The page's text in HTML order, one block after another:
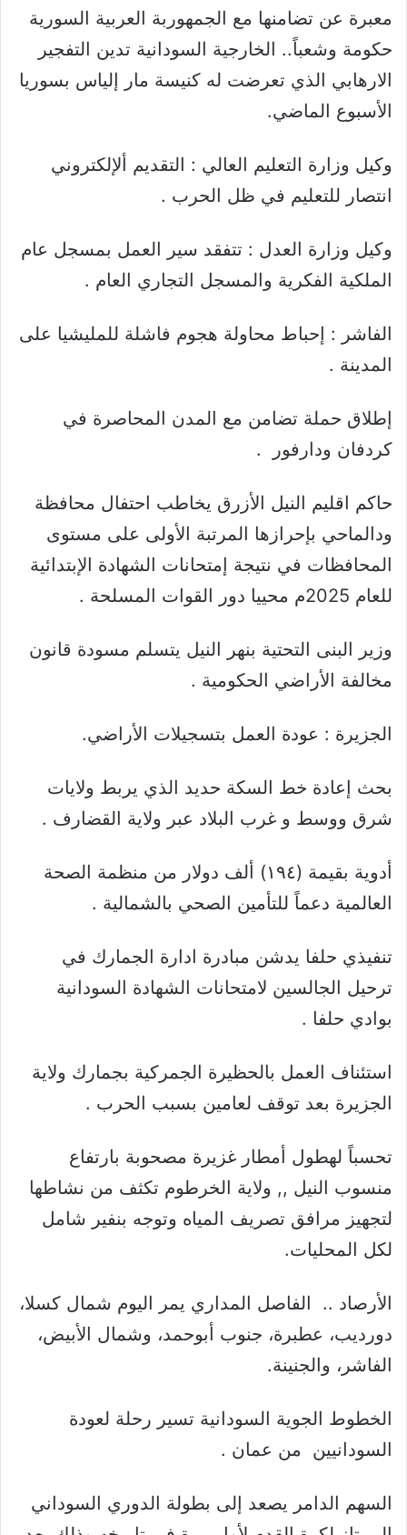
معبرة عن تضامنها مع الجمهوربة العربية السورية
حكومة وشعباً.. الخارجية السودانية تدين التفجير
الارهابي الذي تعرضت له كنيسة مار إلياس بسوريا
الأسبوع الماضي.
وكيل وزارة التعليم العالي : التقديم ألإلكتروني
انتصار للتعليم في ظل الحرب .
وكيل وزارة العدل : تتفقد سير العمل بمسجل عام
الملكية الفكرية والمسجل التجاري العام .
الفاشر : إحباط محاولة هجوم فاشلة للمليشيا على
المدينة .
إطلاق حملة تضامن مع المدن المحاصرة في
كردفان ودارفور .
حاكم اقليم النيل الأزرق يخاطب احتفال محافظة
ودالماحي بإحرازها المرتبة الأولى على مستوى
المحافظات في نتيجة إمتحانات الشهادة الإبتدائية
للعام 2025م محييا دور القوات المسلحة .
وزير البنى التحتية بنهر النيل يتسلم مسودة قانون
مخالفة الأراضي الحكومية .
الجزيرة : عودة العمل بتسجيلات الأراضي.
بحث إعادة خط السكة حديد الذي يربط ولايات
شرق ووسط و غرب البلاد عبر ولاية القضارف .
أدوية بقيمة (١٩٤) ألف دولار من منظمة الصحة
العالمية دعماً للتأمين الصحي بالشمالية .
تنفيذي حلفا يدشن مبادرة ادارة الجمارك في
ترحيل الجالسين لامتحانات الشهادة السودانية
بوادي حلفا .
استئناف العمل بالحظيرة الجمركية بجمارك ولاية
الجزيرة بعد توقف لعامين بسبب الحرب .
تحسباً لهطول أمطار غزيرة مصحوبة بارتفاع
منسوب النيل ,, ولاية الخرطوم تكثف من نشاطها
لتجهيز مرافق تصريف المياه وتوجه بنفير شامل
لكل المحليات.
الأرصاد .. الفاصل المداري يمر اليوم شمال كسلا،
دورديب، عطبرة، جنوب أبوحمد، وشمال الأبيض،
الفاشر، والجنينة.
الخطوط الجوية السودانية تسير رحلة لعودة
السودانيين من عمان .
السهم الدامر يصعد إلى بطولة الدوري السوداني